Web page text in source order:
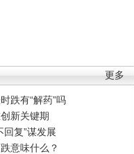
更多
跌有“解药”吗
新关键期
回复”谋发展
意味什么？